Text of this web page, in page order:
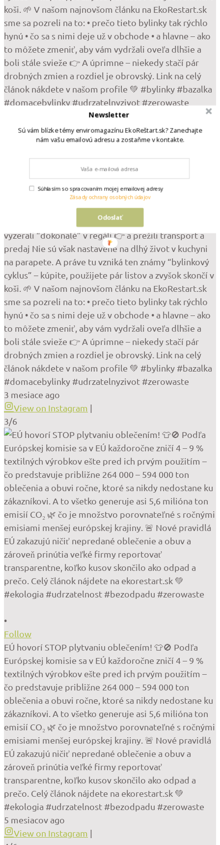
pažítka… Vyzerajú, že vám poslúžia celé týždne.
Možno mesiace. A potom príde realita. Žltnú. Vädnú.
Hneď po pár dňoch hynú. Ale pravda je, že problém
často nie je u vás doma. Väčšina byliniek z obchodov
je totiž pestovaná tak, aby: 👉 rýchlo narástli 👉
vyzerali “dokonalé” v regáli 👉 a prežili transport a
predaj Nie sú však nastavené na dlhý život v kuchyni
na parapete. A práve tu vzniká ten známy “bylinkový
cyklus” – kúpite, použijete pár listov a zvyšok skončí v
koši. 🌱 V našom najnovšom článku na EkoRestart.sk
sme sa pozreli na to: • prečo tieto bylinky tak rýchlo
hynú • čo sa s nimi deje už v obchode • a hlavne – ako
to môžete zmeniť, aby vám vydržali oveľa dlhšie a
boli stále svieže 👉 A úprimne – niekedy stačí pár
drobných zmien a rozdiel je obrovský. Link na celý
článok nákdete v našom profile 💚 #bylinky #bazalka
#domacebylinky #udrzatelnyzivot #zerowaste
3 mesiace ago
View on Instagram |
3/6
•
Follow
EÚ hovorí STOP plytvaniu oblečením! 👕🚫 Podľa
Európskej komisie sa v EÚ každoročne zničí 4 – 9 %
textilných výrobkov ešte pred ich prvým použitím –
čo predstavuje približne 264 000 – 594 000 ton
oblečenia a obuvi ročne, ktoré sa nikdy nedostane ku
zákazníkovi. A to všetko generuje asi 5,6 milióna ton
emisií CO₂ 🌿 čo je množstvo porovnateľné s ročnými
emisiami menšej európskej krajiny. 🚨 Nové pravidlá
EÚ zakazujú ničiť nepredané oblečenie a obuv a
zároveň prinútia veľké firmy reportovať
transparentne, koľko kusov skončilo ako odpad a
prečo. Celý článok nájdete na ekorestart.sk 💚
#ekologia #udrzatelnost #bezodpadu #zerowaste
5 mesiacov ago
View on Instagram |
Newsletter
Sú vám blízke témy enviromagazínu EkoReštart.sk? Zanechajte
nám vašu emailovú adresu a zostaňme v kontakte.
Odoslať
Súhlasím so spracovaním mojej emailovej adresy
Zásady ochrany osobných údajov